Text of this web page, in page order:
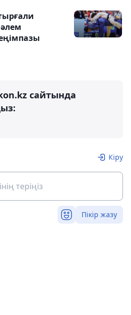
сайтында
Кіру
Пікір жазу